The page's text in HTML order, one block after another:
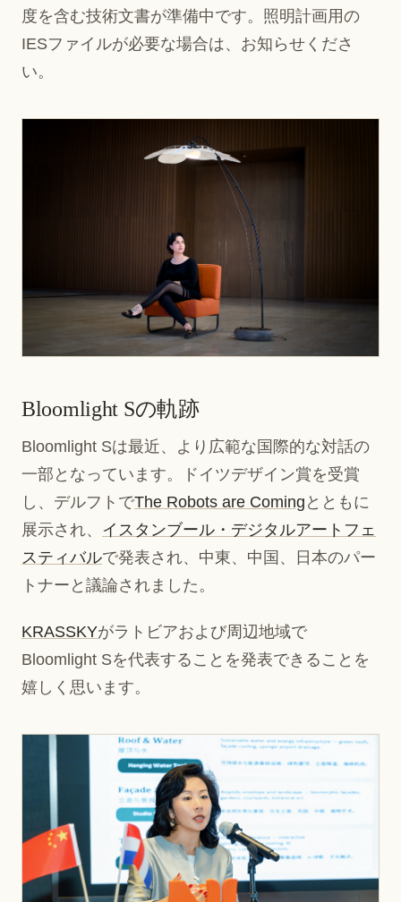
度を含む技術文書が準備中です。照明計画用の
IESファイルが必要な場合は、お知らせくださ
い。
Bloomlight Sの軌跡
Bloomlight Sは最近、より広範な国際的な対話の
一部となっています。ドイツデザイン賞を受賞
し、デルフトでThe Robots are Coming とともに
展示され、 イスタンブール・デジタルアートフェ
スティバルで発表され、中東、中国、日本のパー
トナーと議論されました。
KRASSKYがラトビアおよび周辺地域で
Bloomlight Sを代表することを発表できることを
嬉しく思います。